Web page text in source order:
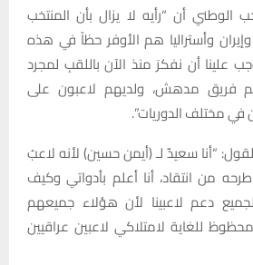
أن “رأيه لا يزال بأن المنتخب
وإيران وأستراليا هم الأوفر حظاً في هذه
علينا أن نفكرَ منذ الآن باللقبِ لمجرد
فريق مدهش، ولديهم لاعبون على
مختلف الدوريات”.
“أنا سعيدٌ لـ (أيمن حسين) لأنه لاعبُ
من انتقاد، أنا أعلم بأدواتي وكيف
دعم لاعبينا لأن هؤلاء جميعهم
للغاية لامتلاكي لاعبين عراقيين